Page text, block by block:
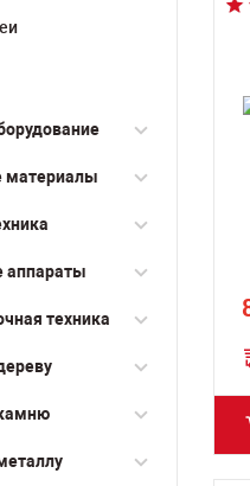
материалы
аппараты
техника